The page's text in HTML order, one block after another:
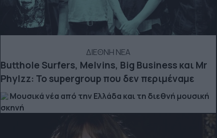
ΔΙΕΘΝΗ ΝΕΑ
Butthole Surfers, Melvins, Big Business και Mr
Phylzz: Το supergroup που δεν περιμέναμε
Μουσικά νέα από την Ελλάδα και τη διεθνή μουσική
σκηνή